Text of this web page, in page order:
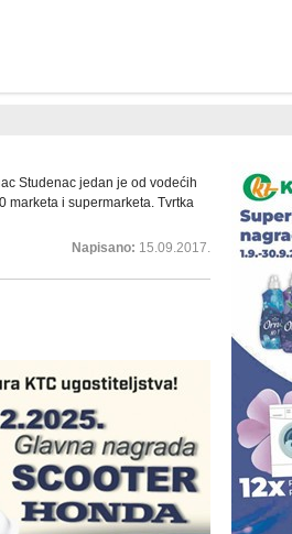
Studenac jedan je od vodećih
marketa i supermarketa. Tvrtka
Napisano: 15.09.2017.